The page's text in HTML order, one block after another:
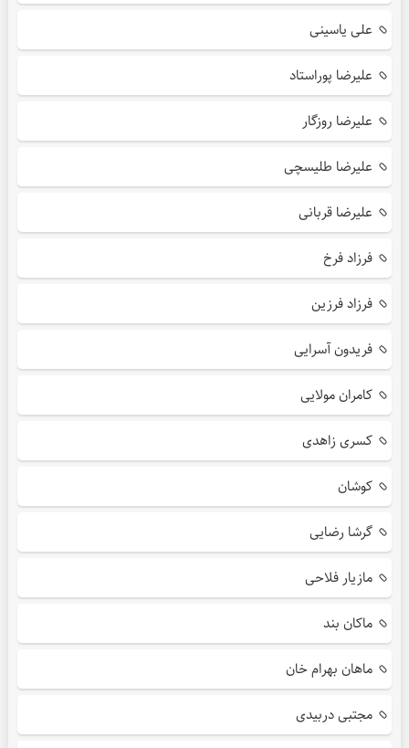
علی یاسینی
علیرضا پوراستاد
علیرضا روزگار
علیرضا طلیسچی
علیرضا قربانی
فرزاد فرخ
فرزاد فرزین
فریدون آسرایی
کامران مولایی
کسری زاهدی
کوشان
گرشا رضایی
مازیار فلاحی
ماکان بند
ماهان بهرام خان
مجتبی دربیدی